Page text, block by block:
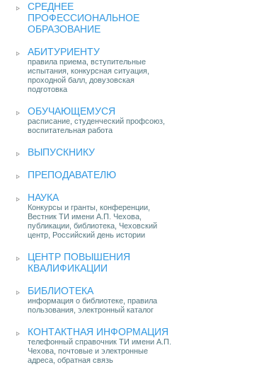
СРЕДНЕЕ
ПРОФЕССИОНАЛЬНОЕ
ОБРАЗОВАНИЕ
АБИТУРИЕНТУ
правила приема, вступительные
испытания, конкурсная ситуация,
проходной балл, довузовская
подготовка
ОБУЧАЮЩЕМУСЯ
расписание, студенческий профсоюз,
воспитательная работа
ВЫПУСКНИКУ
ПРЕПОДАВАТЕЛЮ
НАУКА
Конкурсы и гранты, конференции,
Вестник ТИ имени А.П. Чехова,
публикации, библиотека, Чеховский
центр, Российский день истории
ЦЕНТР ПОВЫШЕНИЯ
КВАЛИФИКАЦИИ
БИБЛИОТЕКА
информация о библиотеке, правила
пользования, электронный каталог
КОНТАКТНАЯ ИНФОРМАЦИЯ
телефонный справочник ТИ имени А.П.
Чехова, почтовые и электронные
адреса, обратная связь